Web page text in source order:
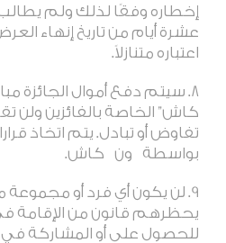
إخطاره وفقًا لذلك ولم
عشرة أيام من تاريخ إنهاء
اعتباره متنازلاً.
سيتم دفع أموال الجائزة
كاش” الخاصة بالفائزين ولن
تفاوض أو تبادل. يتم اتخاذ
بواسطة ون كاش.
لن يكون أي فرد أو مجموعة
يحظرهم قانون من الإقامة
للحصول على أو المشاركة في